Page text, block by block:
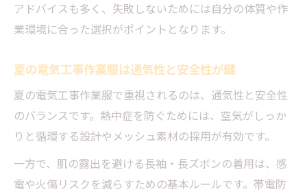
アドバイスも多く、失敗しないためには自分の体質や作
業環境に合った選択がポイントとなります。
夏の電気工事作業服は通気性と安全性が鍵
夏の電気工事作業服で重視されるのは、通気性と安全性
のバランスです。熱中症を防ぐためには、空気がしっか
りと循環する設計やメッシュ素材の採用が有効です。
一方で、肌の露出を避ける長袖・長ズボンの着用は、感
電や火傷リスクを減らすための基本ルールです。帯電防